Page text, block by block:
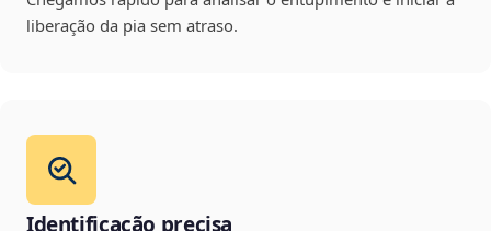
liberação da pia sem atraso.
Identificação precisa